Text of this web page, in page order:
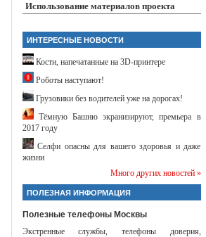
Использование материалов проекта
ИНТЕРЕСНЫЕ НОВОСТИ
Кости, напечатанные на 3D-принтере
Роботы наступают!
Грузовики без водителей уже на дорогах!
Тёмную Башню экранизируют, премьера в
2017 году
Селфи опасны для вашего здоровья и даже
жизни
Много других новостей »
ПОЛЕЗНАЯ ИНФОРМАЦИЯ
Полезные телефоны Москвы
Экстренные службы, телефоны доверия,